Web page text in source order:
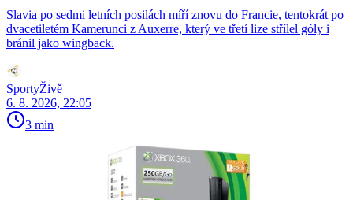
Slavia po sedmi letních posilách míří znovu do Francie, tentokrát po
dvacetiletém Kamerunci z Auxerre, který ve třetí lize střílel góly i
bránil jako wingback.
SportyŽivě
6. 8. 2026, 22:05
3 min